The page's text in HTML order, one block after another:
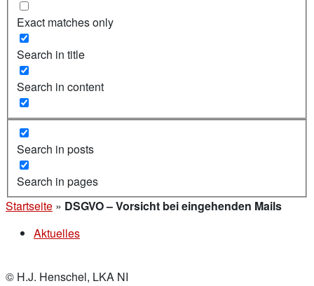
Exact matches only
Search in title
Search in content
Search in posts
Search in pages
Startseite » DSGVO – Vorsicht bei eingehenden Mails
Aktuelles
© H.J. Henschel, LKA NI